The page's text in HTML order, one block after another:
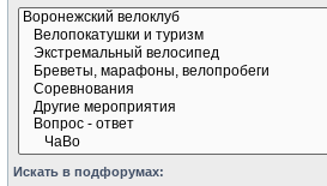
Искать в подфорумах: